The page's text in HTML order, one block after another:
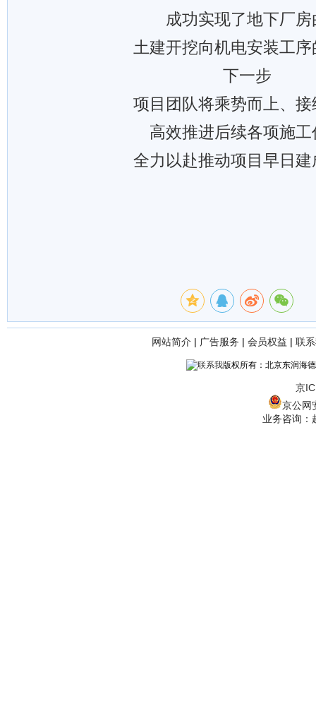
成功实现了地下厂房
土建开挖向机电安装工
下一步
项目团队将乘势而上、接
高效推进后续各项施工
全力以赴推动项目早日建
网站简介 | 广告服务 | 会员权益 | 联
版权所有：北京东润海
京
京公网
业务咨询：